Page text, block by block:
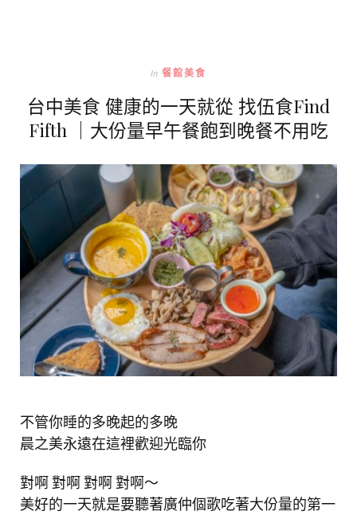
In 餐館美食
台中美食 健康的一天就從 找伍食Find
Fifth ｜大份量早午餐飽到晚餐不用吃
不管你睡的多晚起的多晚
晨之美永遠在這裡歡迎光臨你
對啊 對啊 對啊 對啊～
美好的一天就是要聽著廣仲個歌吃著大份量的第一